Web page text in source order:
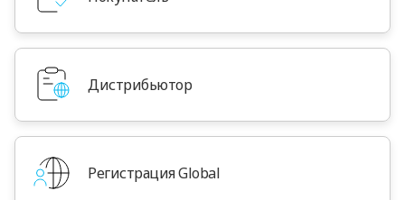
Дистрибьютор
Регистрация Global